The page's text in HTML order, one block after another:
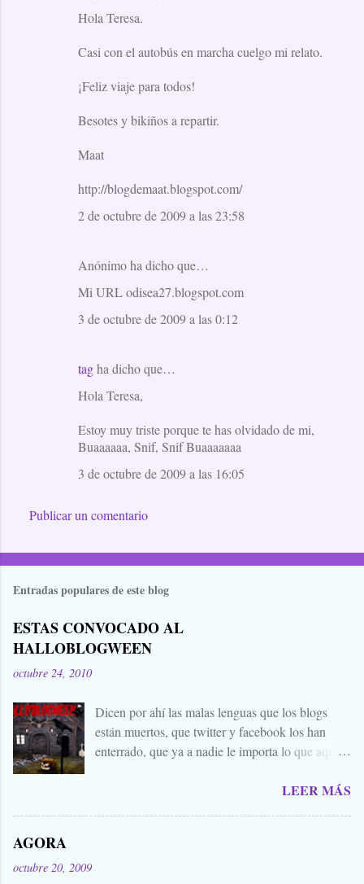
Hola Teresa.
Casi con el autobús en marcha cuelgo mi relato.
¡Feliz viaje para todos!
Besotes y bikiños a repartir.
Maat
http://blogdemaat.blogspot.com/
2 de octubre de 2009 a las 23:58
Anónimo ha dicho que…
Mi URL odisea27.blogspot.com
3 de octubre de 2009 a las 0:12
tagha dicho que…
Hola Teresa,
Estoy muy triste porque te has olvidado de mi,
Buaaaaaa, Snif, Snif Buaaaaaaa
3 de octubre de 2009 a las 16:05
Publicar un comentario
Entradas populares de este blog
ESTAS CONVOCADO AL
HALLOBLOGWEEN
octubre 24, 2010
Dicen por ahí las malas lenguas que los blogs
están muertos, que twitter y facebook los han
enterrado, que ya a nadie le importa lo que aquí
levantar nuestros blogs, sean vivos, muertos, o
LEER MÁS
AGORA
octubre 20, 2009